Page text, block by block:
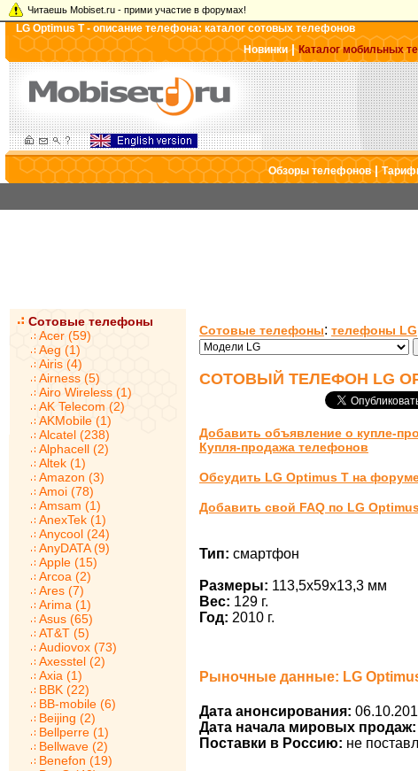
Читаешь Mobiset.ru - прими участие в форумах!
LG Optimus T - описание телефона: каталог сотовых телефонов
Новинки|Каталог мобильных
Обзоры телефонов|
Сотовые телефоны
Acer (59)
Aeg (1)
Airis (4)
Airness (5)
Airo Wireless (1)
AK Telecom (2)
AKMobile (1)
Alcatel (238)
Alphacell (2)
Altek (1)
Amazon (3)
Amoi (78)
Amsam (1)
AnexTek (1)
Anycool (24)
AnyDATA (9)
Apple (15)
Arcoa (2)
Ares (7)
Arima (1)
Asus (65)
AT&T (5)
Audiovox (73)
Axesstel (2)
Axia (1)
BBK (22)
BB-mobile (6)
Beijing (2)
Bellperre (1)
Bellwave (2)
Benefon (19)
Сотовые телефоны: телефоны LG
СОТОВЫЙ ТЕЛЕФОН LG
Добавить объявление о купле-
Купля-продажа телефонов
Обсудить LG Optimus T на
Добавить свой FAQ по LG
Тип: смартфон
Размеры: 113,5x59x13,3 мм
Вес: 129 г.
Год: 2010 г.
Рыночные данные: LG
Дата анонсирования:
Дата начала мировых продаж:
Поставки в Россию: не